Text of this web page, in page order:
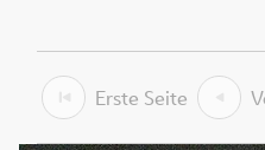
Erste Seite